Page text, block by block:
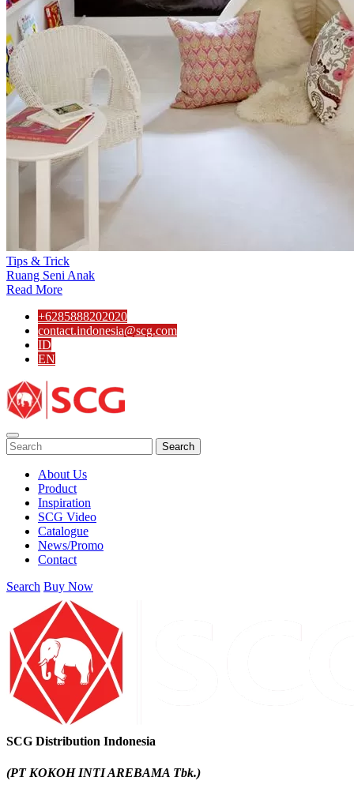
Tips & Trick
Ruang Seni Anak
Read More
+6285888202020
contact.indonesia@scg.com
ID
EN
Search
About Us
Product
Inspiration
SCG Video
Catalogue
News/Promo
Contact
Search Buy Now
SCG Distribution Indonesia
(PT KOKOH INTI AREBAMA Tbk.)